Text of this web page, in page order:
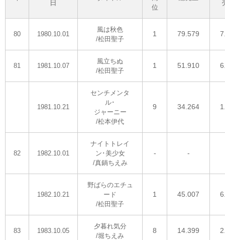
日
位
80 1980.10.01
風は秋色
/松田聖子
1 79.579
81 1981.10.07
風立ちぬ
/松田聖子
1 51.910
1981.10.21
センチメンタ
ル･
ジャーニー
/松本伊代
9 34.264
82 1982.10.01
ナイトトレイ
ン･美少女
/真鍋ちえみ
- -
1982.10.21
野ばらのエチュ
ード
/松田聖子
1 45.007
83 1983.10.05
夕暮れ気分
/堀ちえみ
8 14.399